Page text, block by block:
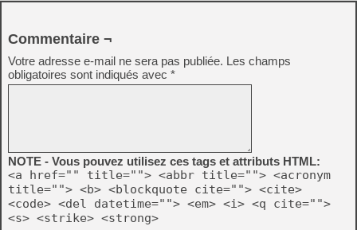
Commentaire ¬
Votre adresse e-mail ne sera pas publiée. Les champs
obligatoires sont indiqués avec *
NOTE - Vous pouvez utilisez ces tags et attributs HTML:
<a href="" title=""> <abbr title=""> <acronym
title=""> <b> <blockquote cite=""> <cite>
<code> <del datetime=""> <em> <i> <q cite="">
<s> <strike> <strong>